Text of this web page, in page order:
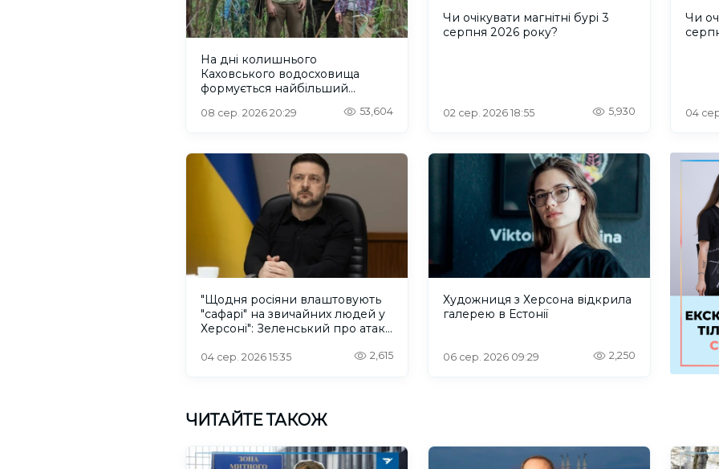
На дні колишнього
Каховського водосховища
формується найбільший
08 сер. 2026 20:29 53,604
Чи очікувати магнітні бурі 3
серпня 2026 року?
02 сер. 2026 18:55 5,930
Чи
04
"Щодня росіяни влаштовують
"сафарі" на звичайних людей у
Херсоні": Зеленський про атаку
04 сер. 2026 15:35 2,615
Художниця з Херсона відкрила
галерею в Естонії
06 сер. 2026 09:29 2,250
ЧИТАЙТЕ ТАКОЖ